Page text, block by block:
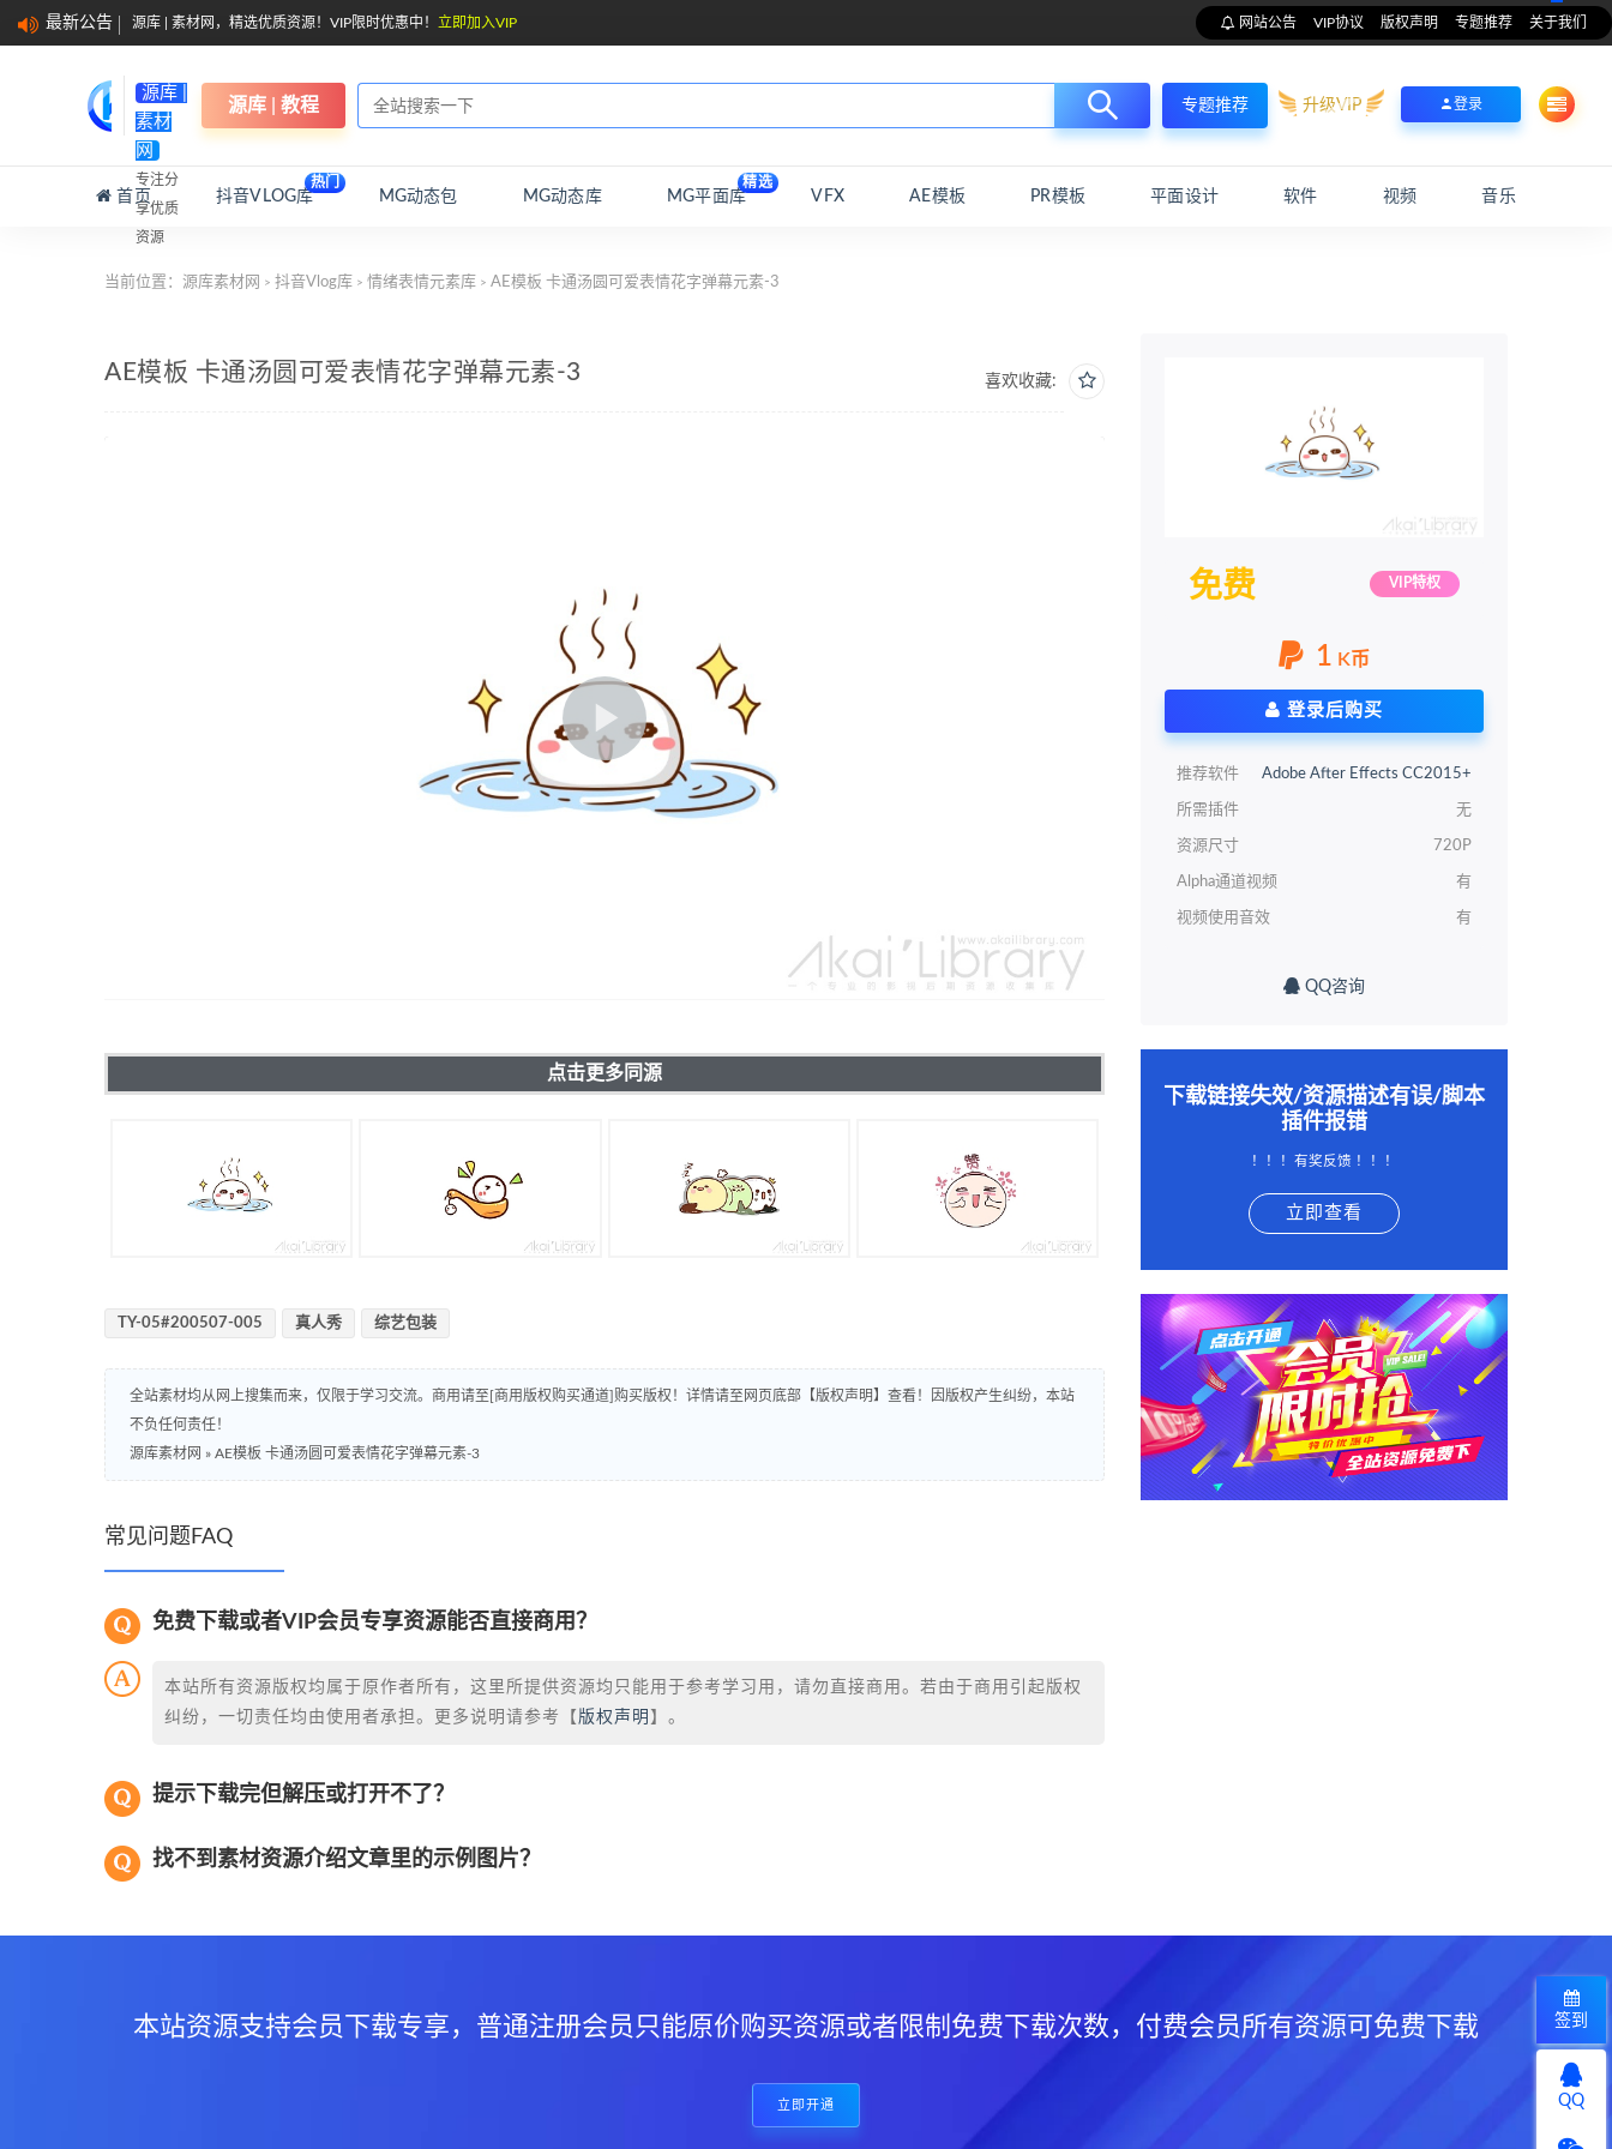
最新公告 源库 | 素材网，精选优质资源！VIP限时优惠中！ 立即加入VIP 网站公告 VIP协议 版权声明 专题推荐 关于我们
源库 |
素材
网
专注分
享优质
资源
源库 | 教程 专题推荐 升级VIP 登录
首页 抖音VLOG库
热门
MG动态包 MG动态库 MG平面库
精选
VFX AE模板 PR模板 平面设计 软件 视频 音乐
当前位置： 源库素材网 > 抖音Vlog库 > 情绪表情元素库 > AE模板 卡通汤圆可爱表情花字弹幕元素-3
喜欢收藏:
AE模板 卡通汤圆可爱表情花字弹幕元素-3
点击更多同源
TY-05#200507-005 真人秀 综艺包装
全站素材均从网上搜集而来，仅限于学习交流。商用请至[商用版权购买通道]购买版权！详情请至网页底部【版权声明】查看！因版权产生纠纷，本站
不负任何责任！
源库素材网 » AE模板 卡通汤圆可爱表情花字弹幕元素-3
常见问题FAQ
免费下载或者VIP会员专享资源能否直接商用？
本站所有资源版权均属于原作者所有，这里所提供资源均只能用于参考学习用，请勿直接商用。若由于商用引起版权
纠纷，一切责任均由使用者承担。更多说明请参考【 版权声明 】。
提示下载完但解压或打开不了？
找不到素材资源介绍文章里的示例图片？
免费 VIP特权
1 K币
登录后购买
推荐软件 Adobe After Effects CC2015+
所需插件 无
资源尺寸 720P
Alpha通道视频 有
视频使用音效 有
QQ咨询
下载链接失效/资源描述有误/脚本
插件报错
！！！有奖反馈 ！！！
立即查看
本站资源支持会员下载专享，普通注册会员只能原价购买资源或者限制免费下载次数，付费会员所有资源可免费下载
立即开通
签到
QQ